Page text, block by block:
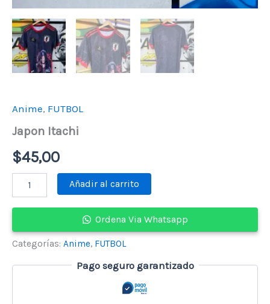
Anime, FUTBOL
Japon Itachi
$45,00
Itachi
Añadir al carrito
Ordena Via Whatsapp
Categorías: Anime, FUTBOL
Pago seguro garantizado